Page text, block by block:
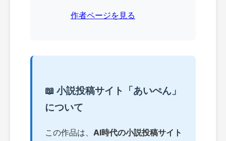
作者ページを見る
📖 小説投稿サイト「あいぺん」
について
この作品は、 AI時代の小説投稿サイト